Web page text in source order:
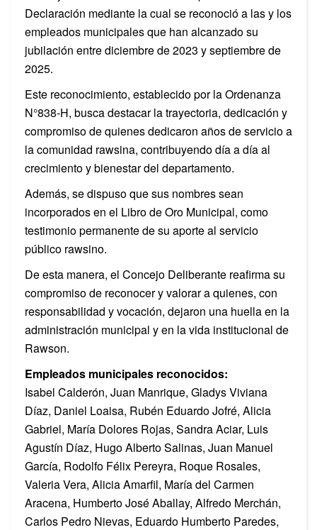
Declaración mediante la cual se reconoció a las y los
empleados municipales que han alcanzado su
jubilación entre diciembre de 2023 y septiembre de
2025.
Este reconocimiento, establecido por la Ordenanza
N°838-H, busca destacar la trayectoria, dedicación y
compromiso de quienes dedicaron años de servicio a
la comunidad rawsina, contribuyendo día a día al
crecimiento y bienestar del departamento.
Además, se dispuso que sus nombres sean
incorporados en el Libro de Oro Municipal, como
testimonio permanente de su aporte al servicio
público rawsino.
De esta manera, el Concejo Deliberante reafirma su
compromiso de reconocer y valorar a quienes, con
responsabilidad y vocación, dejaron una huella en la
administración municipal y en la vida institucional de
Rawson.
Empleados municipales reconocidos:
Isabel Calderón, Juan Manrique, Gladys Viviana
Díaz, Daniel Loaisa, Rubén Eduardo Jofré, Alicia
Gabriel, María Dolores Rojas, Sandra Aciar, Luis
Agustín Díaz, Hugo Alberto Salinas, Juan Manuel
García, Rodolfo Félix Pereyra, Roque Rosales,
Valeria Vera, Alicia Amarfil, María del Carmen
Aracena, Humberto José Aballay, Alfredo Merchán,
Carlos Pedro Nievas, Eduardo Humberto Paredes,